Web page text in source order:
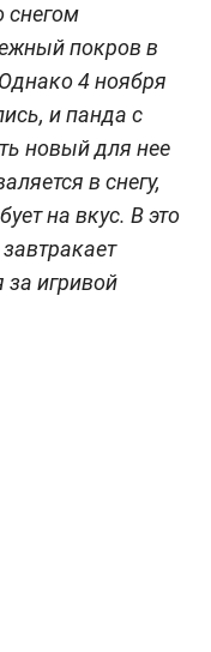
снегом
покров в
4 ноября
и панда с
новый для нее
в снегу,
на вкус. В это
игривой